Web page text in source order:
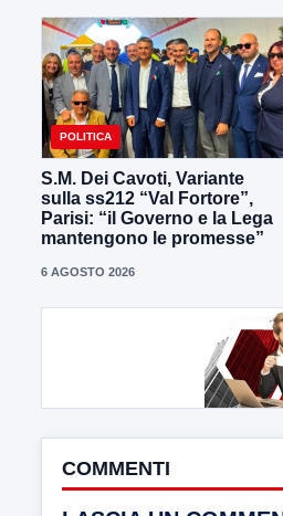
POLITICA
S.M. Dei Cavoti, Variante
sulla ss212 “Val Fortore”,
Parisi: “il Governo e la Lega
mantengono le promesse”
6 AGOSTO 2026
COMMENTI